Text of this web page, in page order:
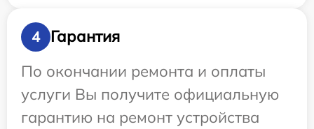
4
Гарантия
По окончании ремонта и оплаты
услуги Вы получите официальную
гарантию на ремонт устройства